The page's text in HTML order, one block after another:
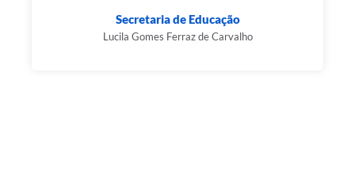
Secretaria de Educação
Lucila Gomes Ferraz de Carvalho